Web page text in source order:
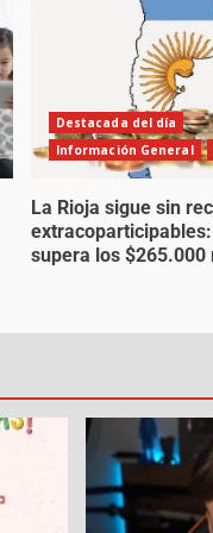
Destacada del día
Información General
La Rioja sigue sin
supera los $265.000